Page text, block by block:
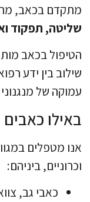
מתקדם בכאב,
שליטה, תפקוד
הטיפול בכאב
שילוב בין ידע
עמוקה של
באילו
אנו מטפלים
וכרוניים, ביניהם:
כאבי גב,